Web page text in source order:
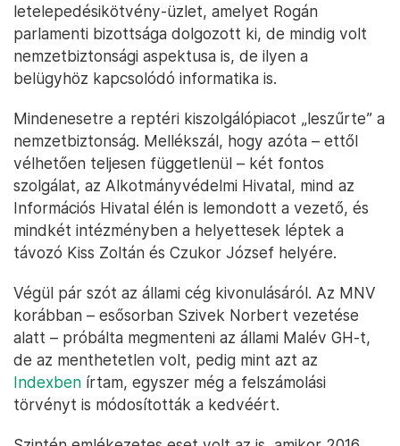
letelepedésikötvény-üzlet, amelyet Rogán
parlamenti bizottsága dolgozott ki, de mindig volt
nemzetbiztonsági aspektusa is, de ilyen a
belügyhöz kapcsolódó informatika is.
Mindenesetre a reptéri kiszolgálópiacot „leszűrte” a
nemzetbiztonság. Mellékszál, hogy azóta – ettől
vélhetően teljesen függetlenül – két fontos
szolgálat, az Alkotmányvédelmi Hivatal, mind az
Információs Hivatal élén is lemondott a vezető, és
mindkét intézményben a helyettesek léptek a
távozó Kiss Zoltán és Czukor József helyére.
Végül pár szót az állami cég kivonulásáról. Az MNV
korábban – esősorban Szivek Norbert vezetése
alatt – próbálta megmenteni az állami Malév GH-t,
de az menthetetlen volt, pedig mint azt az
Indexben írtam, egyszer még a felszámolási
törvényt is módosították a kedvéért.